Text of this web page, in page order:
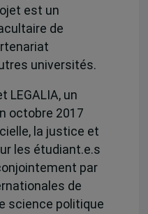
est un
de
universités.
LEGALIA, un
octobre 2017
la justice et
les étudiant.e.s
par
de
science politique